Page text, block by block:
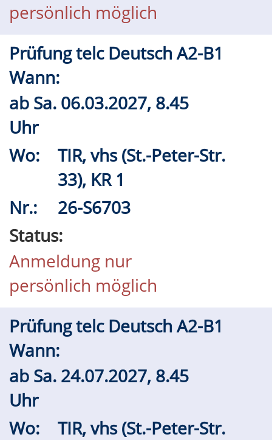
persönlich möglich
Prüfung telc Deutsch A2-B1
Wann:
ab Sa. 06.03.2027, 8.45
Uhr
Wo:
TIR, vhs (St.-Peter-Str.
33), KR 1
Nr.:
26-S6703
Status:
Anmeldung nur
persönlich möglich
Prüfung telc Deutsch A2-B1
Wann:
ab Sa. 24.07.2027, 8.45
Uhr
Wo:
TIR, vhs (St.-Peter-Str.